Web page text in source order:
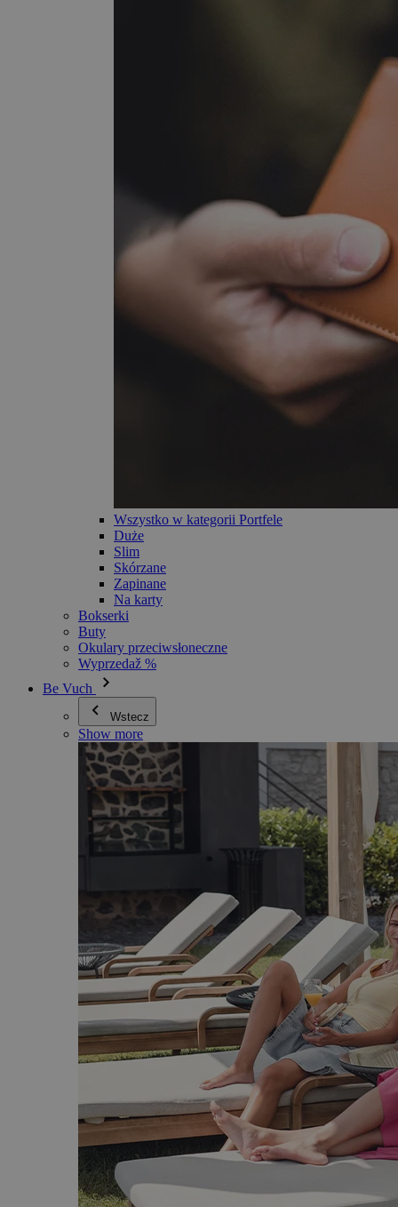
Wszystko w kategorii Portfele
Duże
Slim
Skórzane
Zapinane
Na karty
Bokserki
Buty
Okulary przeciwsłoneczne
Wyprzedaž %
Be Vuch
Wstecz
Show more